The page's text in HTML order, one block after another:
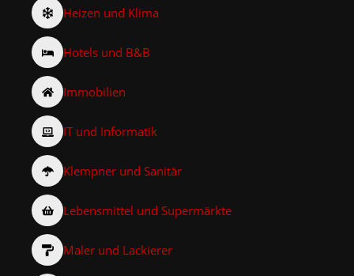
Heizen und Klima
Hotels und B&B
Immobilien
IT und Informatik
Klempner und Sanitär
Lebensmittel und Supermärkte
Maler und Lackierer